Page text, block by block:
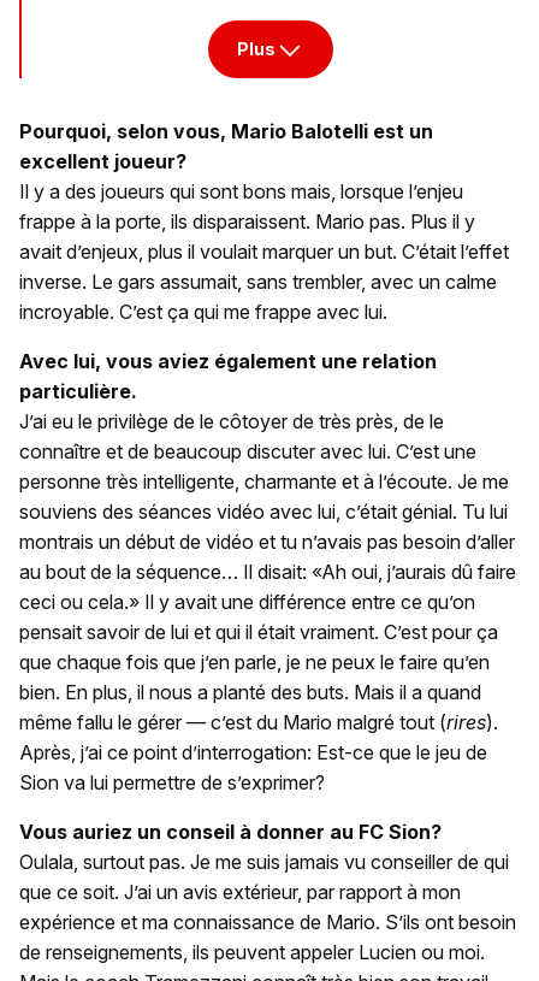
Plus
Pourquoi, selon vous, Mario Balotelli est un
excellent joueur?
Il y a des joueurs qui sont bons mais, lorsque l’enjeu
frappe à la porte, ils disparaissent. Mario pas. Plus il y
avait d’enjeux, plus il voulait marquer un but. C’était l’effet
inverse. Le gars assumait, sans trembler, avec un calme
incroyable. C’est ça qui me frappe avec lui.
Avec lui, vous aviez également une relation
particulière.
J’ai eu le privilège de le côtoyer de très près, de le
connaître et de beaucoup discuter avec lui. C’est une
personne très intelligente, charmante et à l’écoute. Je me
souviens des séances vidéo avec lui, c’était génial. Tu lui
montrais un début de vidéo et tu n’avais pas besoin d’aller
au bout de la séquence… Il disait: «Ah oui, j’aurais dû faire
ceci ou cela.» Il y avait une différence entre ce qu’on
pensait savoir de lui et qui il était vraiment. C’est pour ça
que chaque fois que j’en parle, je ne peux le faire qu’en
bien. En plus, il nous a planté des buts. Mais il a quand
même fallu le gérer — c’est du Mario malgré tout (rires).
Après, j’ai ce point d’interrogation: Est-ce que le jeu de
Sion va lui permettre de s’exprimer?
Vous auriez un conseil à donner au FC Sion?
Oulala, surtout pas. Je me suis jamais vu conseiller de qui
que ce soit. J’ai un avis extérieur, par rapport à mon
expérience et ma connaissance de Mario. S’ils ont besoin
de renseignements, ils peuvent appeler Lucien ou moi.